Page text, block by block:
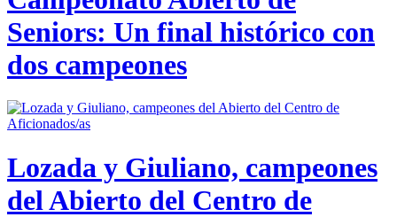
Seniors: Un final histórico con
dos campeones
Lozada y Giuliano, campeones
del Abierto del Centro de